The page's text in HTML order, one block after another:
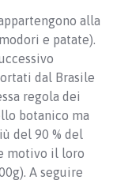
alla
e patate).
dal Brasile
regola dei
botanico ma
del 90 % del
motivo il loro
A seguire